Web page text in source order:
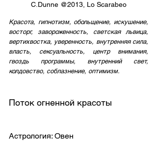
C.Dunne @2013, Lo Scarabeo
Красота, гипнотизм, обольщение, искушение,
восторг, завороженность, светская львица,
вертихвостка, уверенность, внутренняя сила,
власть, сексуальность, центр внимания,
гвоздь программы, внутренний свет,
колдовство, соблазнение, оптимизм.
Поток огненной красоты
Астрология: Овен